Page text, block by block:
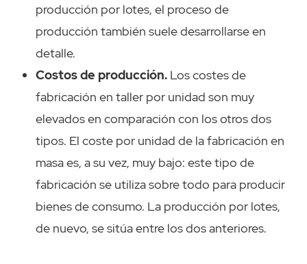
producción por lotes, el proceso de
producción también suele desarrollarse en
detalle.
Costos de producción. Los costes de
fabricación en taller por unidad son muy
elevados en comparación con los otros dos
tipos. El coste por unidad de la fabricación en
masa es, a su vez, muy bajo: este tipo de
fabricación se utiliza sobre todo para producir
bienes de consumo. La producción por lotes,
de nuevo, se sitúa entre los dos anteriores.